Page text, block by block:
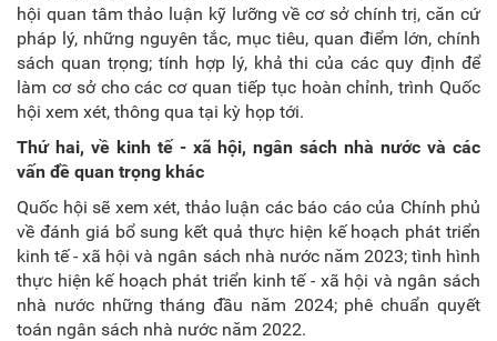
hội quan tâm thảo luận kỹ lưỡng về cơ sở chính trị, căn cứ
pháp lý, những nguyên tắc, mục tiêu, quan điểm lớn, chính
sách quan trọng; tính hợp lý, khả thi của các quy định để
làm cơ sở cho các cơ quan tiếp tục hoàn chỉnh, trình Quốc
hội xem xét, thông qua tại kỳ họp tới.
Thứ hai, về kinh tế - xã hội, ngân sách nhà nước và các
vấn đề quan trọng khác
Quốc hội sẽ xem xét, thảo luận các báo cáo của Chính phủ
về đánh giá bổ sung kết quả thực hiện kế hoạch phát triển
kinh tế - xã hội và ngân sách nhà nước năm 2023; tình hình
thực hiện kế hoạch phát triển kinh tế - xã hội và ngân sách
nhà nước những tháng đầu năm 2024; phê chuẩn quyết
toán ngân sách nhà nước năm 2022.